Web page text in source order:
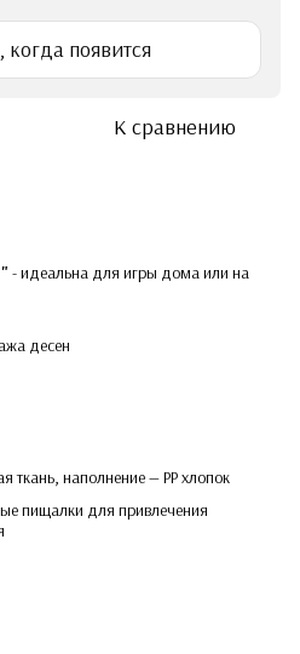
появится
К сравнению
- идеальна для игры дома или на
десен
ткань, наполнение — PP хлопок
пищалки для привлечения